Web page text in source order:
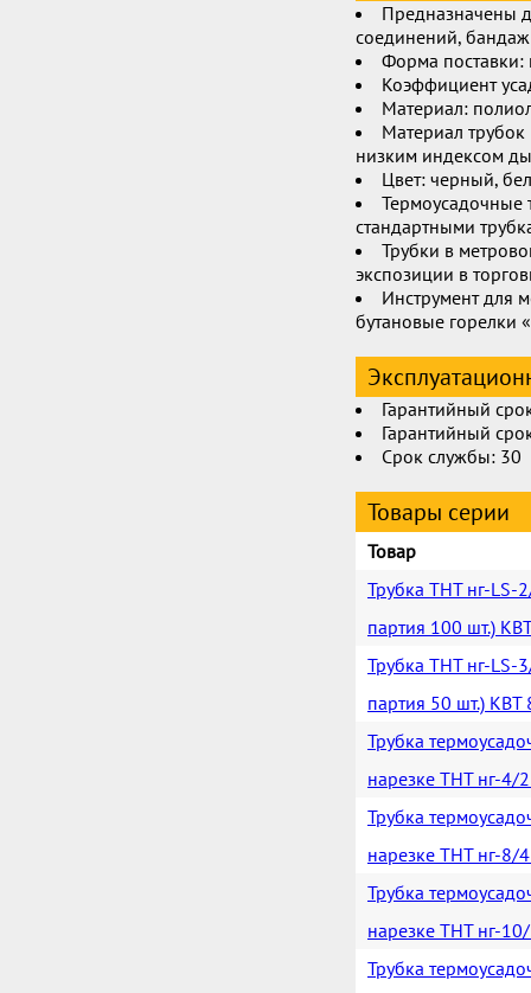
Предназначены
соединений,
Форма поставки:
Коэффициент
Материал:
Материал
низким индексом
Цвет: черный,
Термоусадочные
стандартными
Трубки в
экспозиции в
Инструмент для
бутановые горелки
Гарантийный
Гарантийный
Срок службы: 30
Товары серии
Товар
Трубка ТНТ нг-LS-
партия 100 шт.)
Трубка ТНТ нг-LS-
партия 50 шт.) КВТ
Трубка
нарезке ТНТ нг-4/
Трубка
нарезке ТНТ нг-8/
Трубка
нарезке ТНТ нг-
Трубка